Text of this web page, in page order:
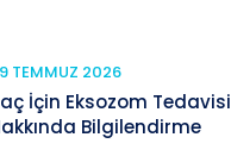
TEMMUZ 2026
İçin Eksozom Tedavisi
Bilgilendirme